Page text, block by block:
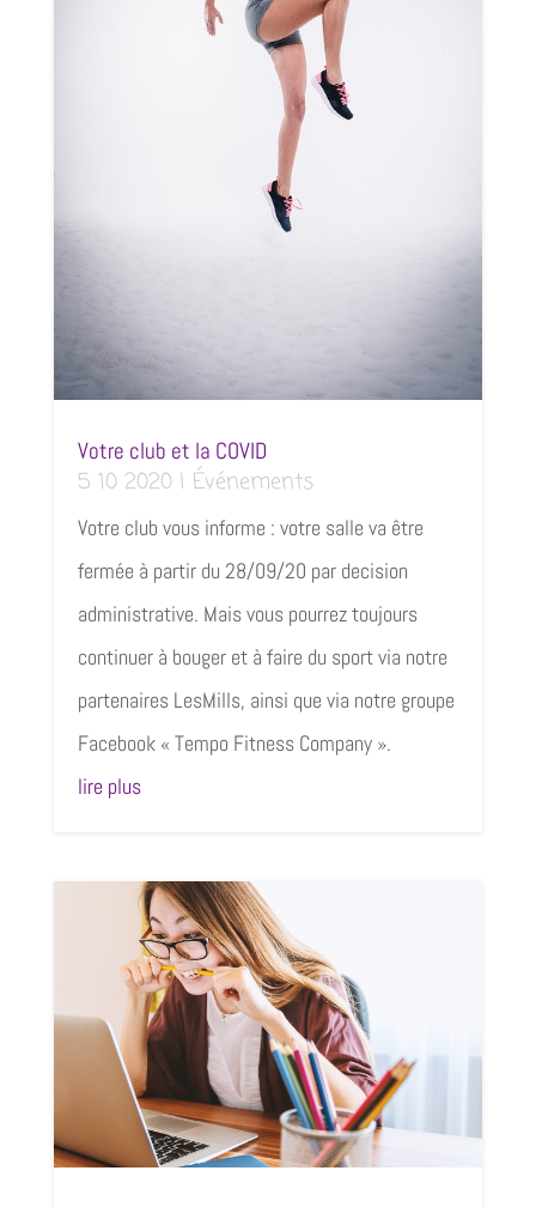
Votre club et la COVID
5 10 2020| Événements
Votre club vous informe : votre salle va être
fermée à partir du 28/09/20 par decision
administrative. Mais vous pourrez toujours
continuer à bouger et à faire du sport via notre
partenaires LesMills, ainsi que via notre groupe
Facebook « Tempo Fitness Company ».
lire plus